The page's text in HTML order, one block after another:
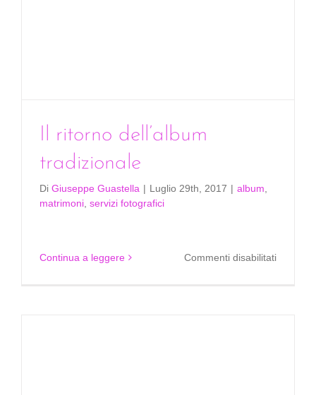
Il ritorno dell’album
tradizionale
Di Giuseppe Guastella | Luglio 29th, 2017 | album
matrimoni servizi fotografici
Continua a leggere Commenti disabilitatisu